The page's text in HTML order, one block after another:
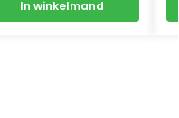
In winkelmand